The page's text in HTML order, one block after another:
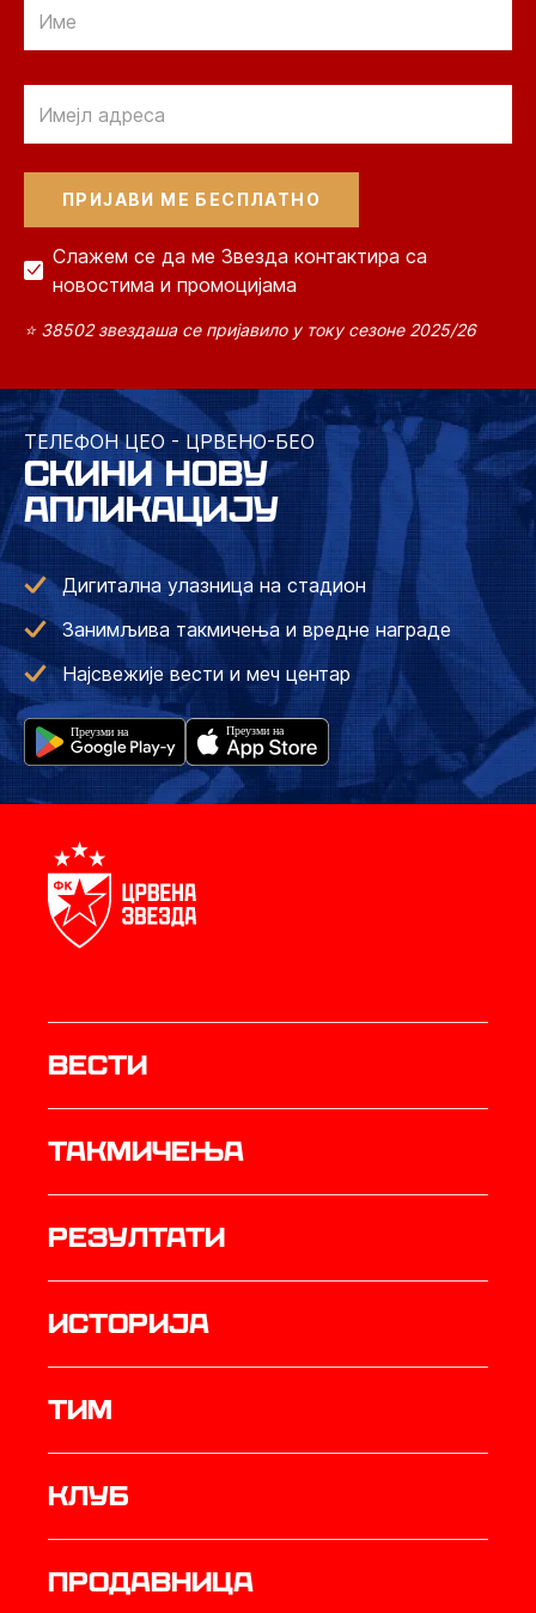
Слажем се да ме Звезда контактира са
новостима и промоцијама
⭐ 38502 звездаша се пријавило у току сезоне 2025/26
ТЕЛЕФОН ЦЕО - ЦРВЕНО-БЕО
СКИНИ НОВУ
АПЛИКАЦИЈУ
Дигитална улазница на стадион
Занимљива такмичења и вредне награде
Најсвежије вести и меч центар
Вести
Такмичења
резултати
историја
ТИМ
Клуб
продавница